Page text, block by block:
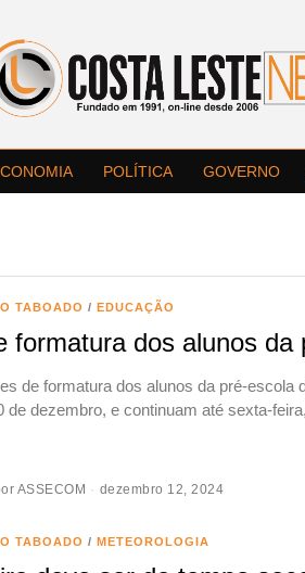
POLÍTICA GOVERNO
TABOADO / EDUCAÇÃO
formatura dos alunos
de formatura dos alunos da pré-escola
de dezembro, e continuam até sexta-
ASSECOM dezembro 12, 2024
TABOADO / METEOROLOGIA